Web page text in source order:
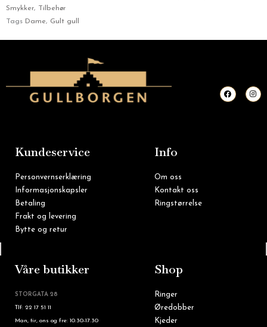
Smykker,
Tilbehør
Tags Dame, Gult gull
F
a
c
I
n
s
Kundeservice
Personvernserklæring
Informasjonskapsler
Betaling
Frakt og levering
Bytte og retur
Info
Om oss
Kontakt oss
Ringstørrelse
Våre butikker
STORGATA 28
Tlf: 22 17 51 11
Man, tir, ons og fre: 10.30-17.30
Shop
Ringer
Øredobber
Kjeder